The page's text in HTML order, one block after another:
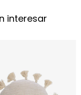
interesar